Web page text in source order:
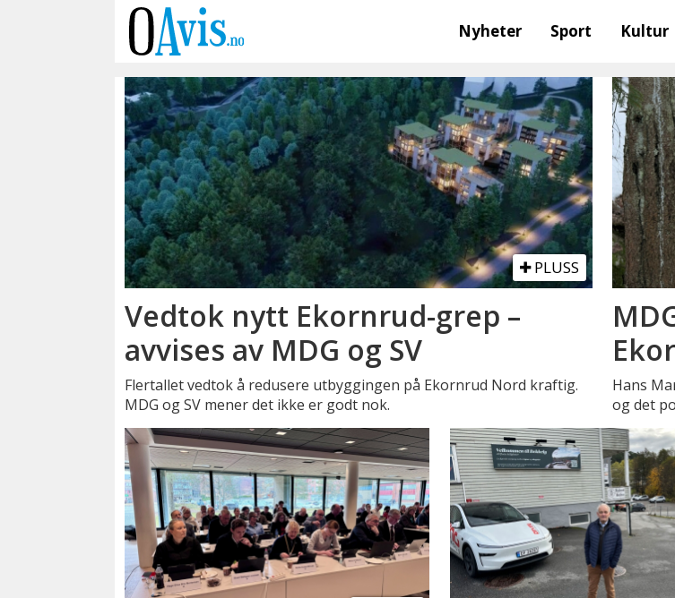
Nyheter Sport Kultur
utbygging
PLUSS
Vedtok nytt Ekornrud-grep –
avvises av MDG og SV
Flertallet vedtok å redusere utbyggingen på Ekornrud Nord kraftig.
MDG og SV mener det ikke er godt nok.
Hans
og det